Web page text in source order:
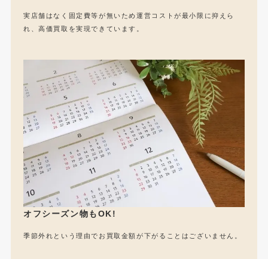
実店舗はなく固定費等が無いため運営コストが最小限に抑えら
れ、高価買取を実現できています。
オフシーズン物もOK!
季節外れという理由でお買取金額が下がることはございません。